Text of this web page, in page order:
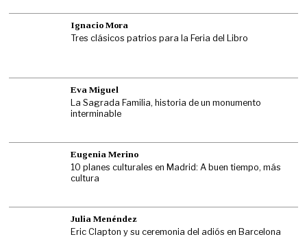
Ignacio Mora
Tres clásicos patrios para la Feria del Libro
Eva Miguel
La Sagrada Familia, historia de un monumento
interminable
Eugenia Merino
10 planes culturales en Madrid: A buen tiempo, más
cultura
Julia Menéndez
Eric Clapton y su ceremonia del adiós en Barcelona